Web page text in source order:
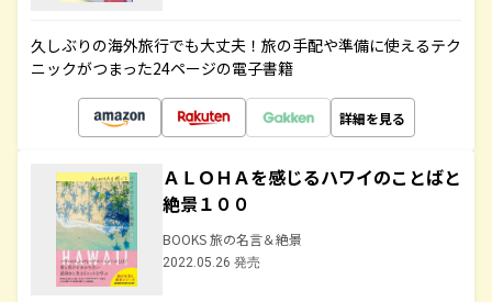
久しぶりの海外旅行でも大丈夫！旅の手配や準備に使えるテク
ニックがつまった24ページの電子書籍
詳細を見る
ＡＬＯＨＡを感じるハワイのことばと
絶景１００
BOOKS 旅の名言＆絶景
2022.05.26 発売